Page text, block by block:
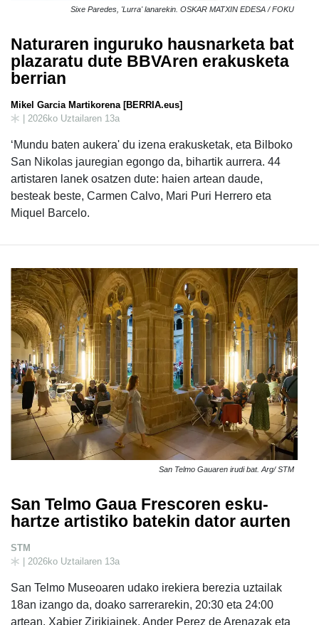
Sixe Paredes, 'Lurra' lanarekin. OSKAR MATXIN EDESA / FOKU
Naturaren inguruko hausnarketa bat
plazaratu dute BBVAren erakusketa
berrian
Mikel Garcia Martikorena [BERRIA.eus]
| 2026ko Uztailaren 13a
‘Mundu baten aukera' du izena erakusketak, eta Bilboko
San Nikolas jauregian egongo da, bihartik aurrera. 44
artistaren lanek osatzen dute: haien artean daude,
besteak beste, Carmen Calvo, Mari Puri Herrero eta
Miquel Barcelo.
San Telmo Gauaren irudi bat. Arg/ STM
San Telmo Gaua Frescoren esku-
hartze artistiko batekin dator aurten
STM
| 2026ko Uztailaren 13a
San Telmo Museoaren udako irekiera berezia uztailak
18an izango da, doako sarrerarekin, 20:30 eta 24:00
artean. Xabier Zirikiainek, Ander Perez de Arenazak eta